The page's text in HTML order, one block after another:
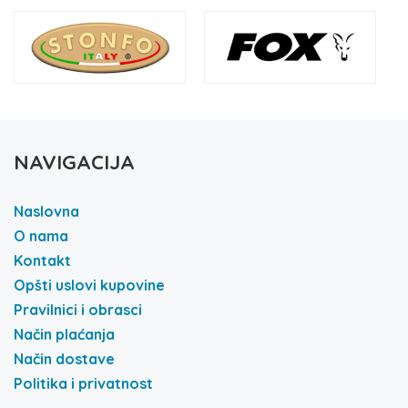
NAVIGACIJA
Naslovna
O nama
Kontakt
Opšti uslovi kupovine
Pravilnici i obrasci
Način plaćanja
Način dostave
Politika i privatnost